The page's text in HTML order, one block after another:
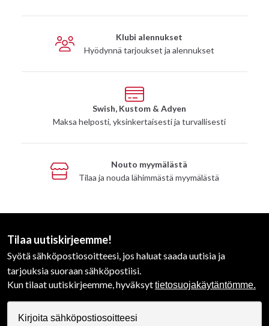
Klubi alennukset
Hyödynnä tarjoukset ja alennukset
Swish, Kustom & Adyen
Maksa helposti, yksinkertaisesti ja turvallisesti
Nouto myymälästä
Tilaa ja nouda lähimmästä myymälästä
Tilaa uutiskirjeemme!
Syötä sähköpostiosoitteesi, jos haluat saada uutisia ja
tarjouksia suoraan sähköpostiisi.
Kun tilaat uutiskirjeemme, hyväksyttietosuojakäytäntömme.